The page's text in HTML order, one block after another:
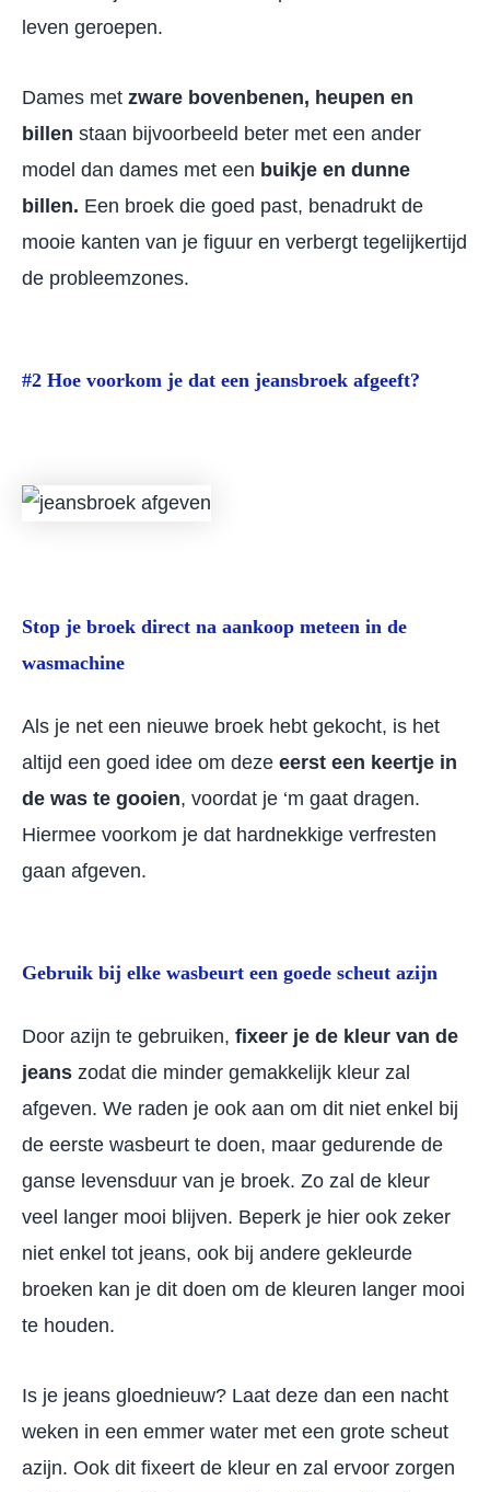
leven geroepen.
Dames met zware bovenbenen, heupen en
billen staan bijvoorbeeld beter met een ander
model dan dames met een buikje en dunne
billen. Een broek die goed past, benadrukt de
mooie kanten van je figuur en verbergt tegelijkertijd
de probleemzones.
#2 Hoe voorkom je dat een jeansbroek afgeeft?
Stop je broek direct na aankoop meteen in de
wasmachine
Als je net een nieuwe broek hebt gekocht, is het
altijd een goed idee om deze eerst een keertje in
de was te gooien, voordat je ‘m gaat dragen.
Hiermee voorkom je dat hardnekkige verfresten
gaan afgeven.
Gebruik bij elke wasbeurt een goede scheut azijn
Door azijn te gebruiken, fixeer je de kleur van de
jeans zodat die minder gemakkelijk kleur zal
afgeven. We raden je ook aan om dit niet enkel bij
de eerste wasbeurt te doen, maar gedurende de
ganse levensduur van je broek. Zo zal de kleur
veel langer mooi blijven. Beperk je hier ook zeker
niet enkel tot jeans, ook bij andere gekleurde
broeken kan je dit doen om de kleuren langer mooi
te houden.
Is je jeans gloednieuw? Laat deze dan een nacht
weken in een emmer water met een grote scheut
azijn. Ook dit fixeert de kleur en zal ervoor zorgen